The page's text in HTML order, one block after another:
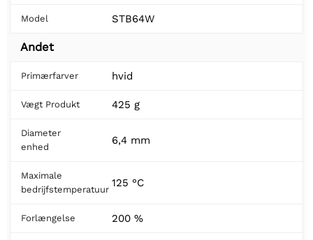
Model STB64W
Andet
Primærfarver hvid
Vægt Produkt 425 g
Diameter
enhed
6,4 mm
Maximale
bedrijfstemperatuur
125 °C
Forlængelse 200 %